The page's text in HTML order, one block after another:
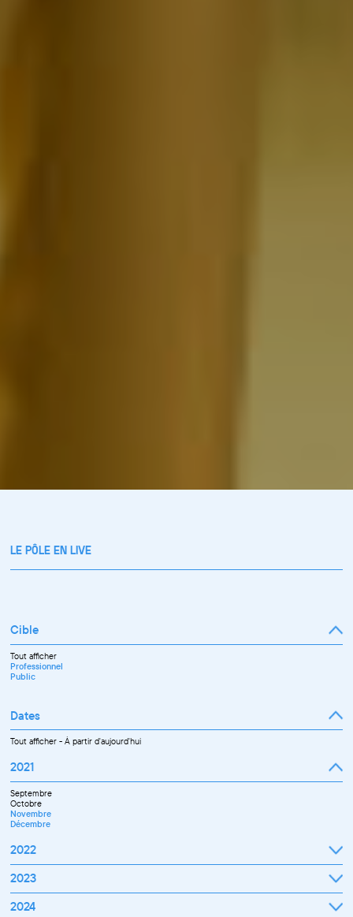
LE PÔLE EN LIVE
Cible
Tout afficher
Professionnel
Public
Dates
Tout afficher-À partir d'aujourd'hui
2021
Septembre
Octobre
Novembre
Décembre
2022
Janvier
Mars
Avril
2023
Janvier
2024